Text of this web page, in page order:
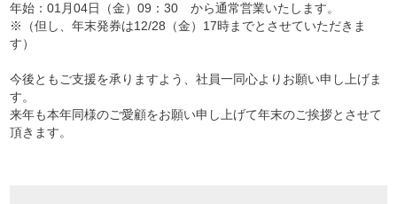
年始：01月04日（金）09：30 から通常営業いたします。
※（但し、年末発券は12/28（金）17時までとさせていただきま
す）
今後ともご支援を承りますよう、社員一同心よりお願い申し上げま
す。
来年も本年同様のご愛顧をお願い申し上げて年末のご挨拶とさせて
頂きます。